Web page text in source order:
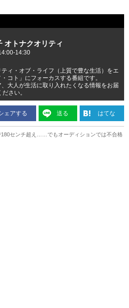
オトナクオリティ
14:30
ィ・オブ・ライフ（上質で豊な生活）をエ
コト」にフォーカスする番組です。
大人が生活に取り入れたくなる情報をお届
さい。
ェアする 送る はてな
180センチ超え……でもオーディションでは不合格